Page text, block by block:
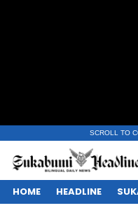
SCROLL TO
HOME HEADLINE